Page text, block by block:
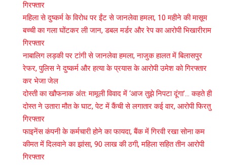
गिरफ्तार
महिला से दुष्कर्म के विरोध पर ईंट से जानलेवा हमला, 10 महीने की मासूम
बच्ची का गला घोंटकर ली जान, डबल मर्डर और रेप का आरोपी भिखारीराम
गिरफ्तार
नाबालिग लड़की पर टांगी से जानलेवा हमला, नाजुक हालत में बिलासपुर
रेफर, पुलिस ने दुष्कर्म और हत्या के प्रयास के आरोपी उमेश को गिरफ्तार
कर भेजा जेल
दोस्ती का खौफनाक अंत: मामूली विवाद में ‘आज तुझे निपटा दूंगा’… कहते ही
दोस्त ने उतारा मौत के घाट, पेट में कैंची से लगातार कई वार, आरोपी फिरतु
गिरफ्तार
फाइनेंस कंपनी के कर्मचारी होने का फायदा, बैंक में गिरवी रखा सोना कम
कीमत में दिलवाने का झांसा, 90 लाख की ठगी, महिला सहित तीन आरोपी
गिरफ्तार